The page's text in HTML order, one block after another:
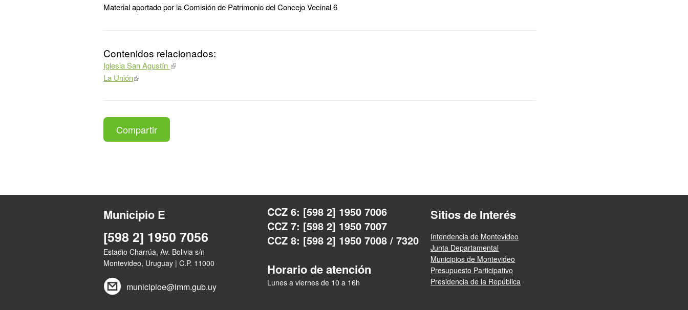
Material aportado por la Comisión de Patrimonio del Concejo Vecinal 6
Contenidos relacionados:
Iglesia San Agustín
La Unión
Compartir
Municipio E
[598 2] 1950 7056
Estadio Charrúa, Av. Bolivia s/n
Montevideo, Uruguay | C.P. 11000
municipioe@imm.gub.uy
CCZ 6: [598 2] 1950 7006
CCZ 7: [598 2] 1950 7007
CCZ 8: [598 2] 1950 7008 / 7320
Horario de atención
Lunes a viernes de 10 a 16h
Sitios de Interés
Intendencia de Montevideo
Junta Departamental
Municipios de Montevideo
Presupuesto Participativo
Presidencia de la República